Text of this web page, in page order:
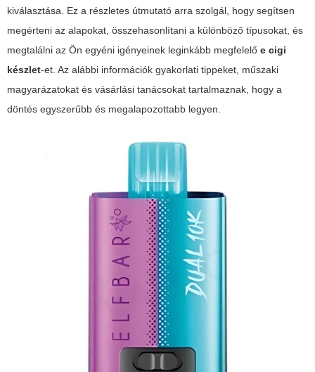
kiválasztása. Ez a részletes útmutató arra szolgál, hogy segítsen
megérteni az alapokat, összehasonlítani a különböző típusokat, és
megtalálni az Ön egyéni igényeinek leginkább megfelelő e cigi
készlet-et. Az alábbi információk gyakorlati tippeket, műszaki
magyarázatokat és vásárlási tanácsokat tartalmaznak, hogy a
döntés egyszerűbb és megalapozottabb legyen.